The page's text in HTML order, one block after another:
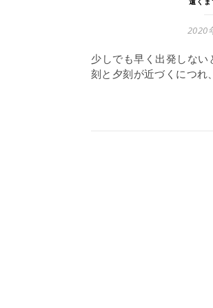
2020
少しでも早く出発しな
刻と夕刻が近づくにつれ